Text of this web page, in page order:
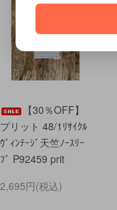
【30％OFF】
プリット 48/1ﾘｻｲｸﾙ
ｳﾞｨﾝﾃｰｼﾞ天竺ﾉｰｽﾘｰ
ﾌﾞ P92459 prit
2,695円(税込)